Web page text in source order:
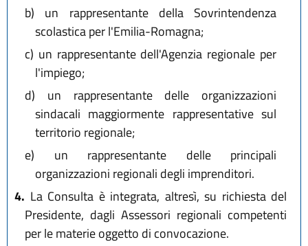
b) un rappresentante della Sovrintendenza
scolastica per l'Emilia-Romagna;
c) un rappresentante dell'Agenzia regionale per
l'impiego;
d) un rappresentante delle organizzazioni
sindacali maggiormente rappresentative sul
territorio regionale;
e) un rappresentante delle principali
organizzazioni regionali degli imprenditori.
4. La Consulta è integrata, altresì, su richiesta del
Presidente, dagli Assessori regionali competenti
per le materie oggetto di convocazione.